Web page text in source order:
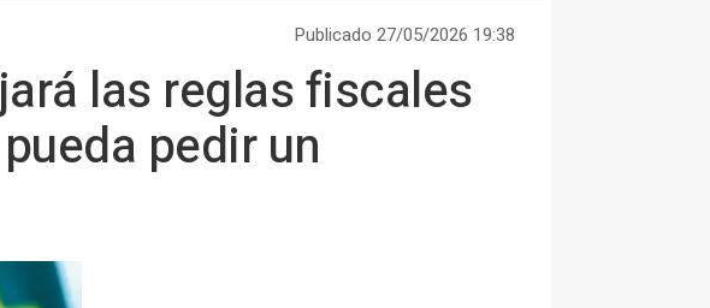
Publicado 27/05/2026 19:38
las reglas fiscales
pedir un